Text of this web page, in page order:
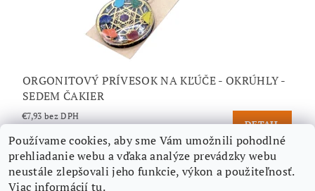
ORGONITOVÝ PRÍVESOK NA KĽÚČE - OKRÚHLY -
SEDEM ČAKIER
€7,93 bez DPH
DETAIL
Používame cookies, aby sme Vám umožnili pohodlné
prehliadanie webu a vďaka analýze prevádzky webu
neustále zlepšovali jeho funkcie, výkon a použiteľnosť.
Viac informáciítu.